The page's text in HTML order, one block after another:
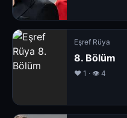
Eşref Rüya
8. Bölüm
❤️ 1 · 👁 4